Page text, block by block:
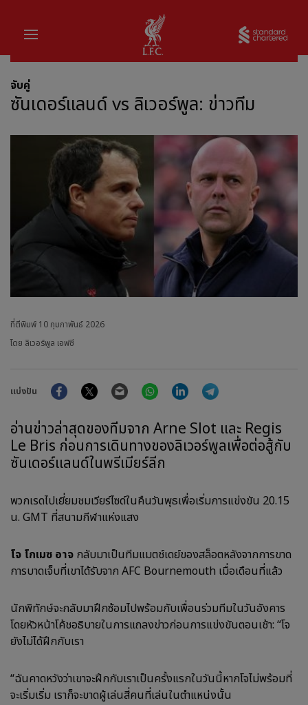
บ้าน
จับคู่
ซันเดอร์แลนด์ vs ลิเวอร์พูล: ข่าวทีม
ที่ตีพิมพ์ 10 กุมภาพันธ์ 2026
โดย ลิเวอร์พูล เอฟซี
แบ่งปัน
FacebookTwitter Email WhatsAppLinkedIn
อ่านข่าวล่าสุดของทีมจาก Arne Slot และ Regis
Le Bris ก่อนการเดินทางของลิเวอร์พูลเพื่อต่อสู้กับ
ซันเดอร์แลนด์ในพรีเมียร์ลีก
พวกเรดไปเยี่ยมชมเวียร์ไซด์ในคืนวันพุธเพื่อเริ่มการแข่งขัน 20.15
น. GMT ที่สนามกีฬาแห่งแสง
โจ โกเมซ อาจ กลับมาเป็นทีมแมตช์เดย์ของสล็อตหลังจากการขาด
การบาดเจ็บที่เขาได้รับจาก AFC Bournemouth เมื่อเดือนที่แล้ว
นักพิทักษ์จะกลับมาฝึกซ้อมไปพร้อมกับเพื่อนร่วมทีมในวันอังคาร
โดยหัวหน้าโค้ชอธิบายในการแถลงข่าวก่อนการแข่งขันตอนเช้า: “โจ
ยังไม่ได้ฝึกกับเรา
“ฉันคาดหวังว่าเขาจะฝึกกับเราเป็นครั้งแรกในวันนี้หากโจไม่พร้อมที่
จะเริ่มเริ่ม เราก็จะขาดผู้เล่นสี่คนที่เล่นในตำแหน่งนั้น